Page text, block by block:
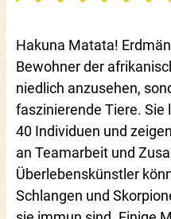
Hakuna Matata!
Bewohner der
niedlich anzusehen,
faszinierende Tiere. Sie
40 Individuen und
an Teamarbeit und
Überlebenskünstler
Schlangen und